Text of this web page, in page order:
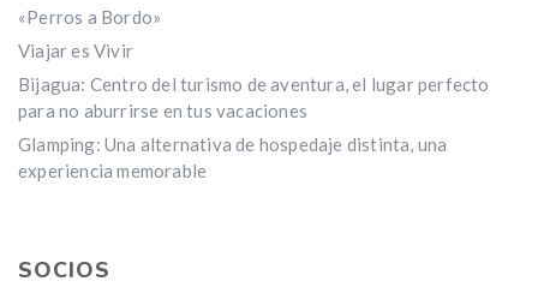
«Perros a Bordo»
Viajar es Vivir
Bijagua: Centro del turismo de aventura, el lugar perfecto
para no aburrirse en tus vacaciones
Glamping: Una alternativa de hospedaje distinta, una
experiencia memorable
SOCIOS